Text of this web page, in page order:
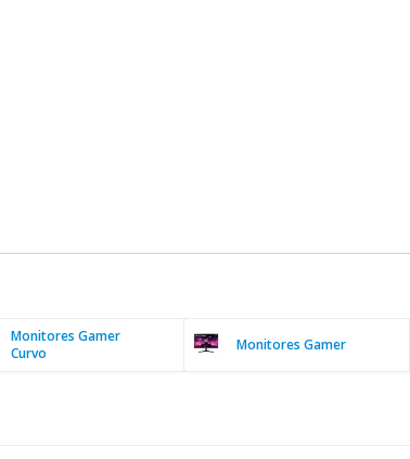
Monitores Gamer
Curvo
Monitores Gamer